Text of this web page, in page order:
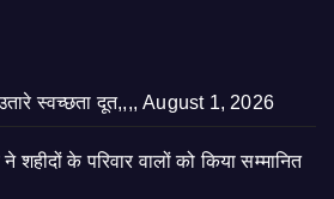
स्वच्छता दूत,,,, August 1, 2026
ने शहीदों के परिवार वालों को किया सम्मानित